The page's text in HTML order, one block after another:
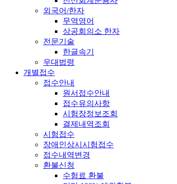
외국어/한자
무역영어
상공회의소 한자
전문기술
한글속기
우대법령
개별접수
접수안내
원서접수안내
접수유의사항
시험장정보조회
결제내역조회
시험접수
장애인상시시험접수
접수내역변경
환불신청
수험료 환불